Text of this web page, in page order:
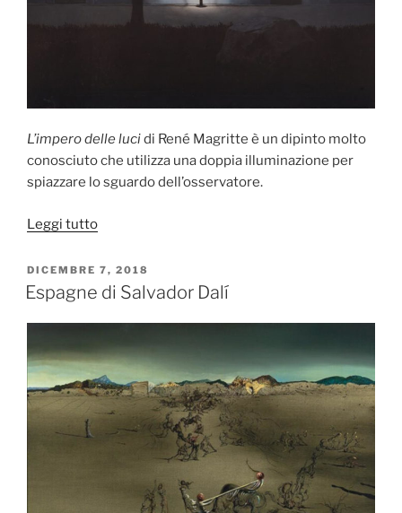
L’impero delle lucidi René Magritte è un dipinto molto
conosciuto che utilizza una doppia illuminazione per
spiazzare lo sguardo dell’osservatore.
Leggi tutto“L’impero
luci
di
PUBBLICATO
IL
DICEMBRE 7, 2018
Espagne di Salvador Dalí